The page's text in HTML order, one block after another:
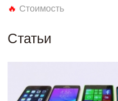
🔥 Стоимость
Статьи